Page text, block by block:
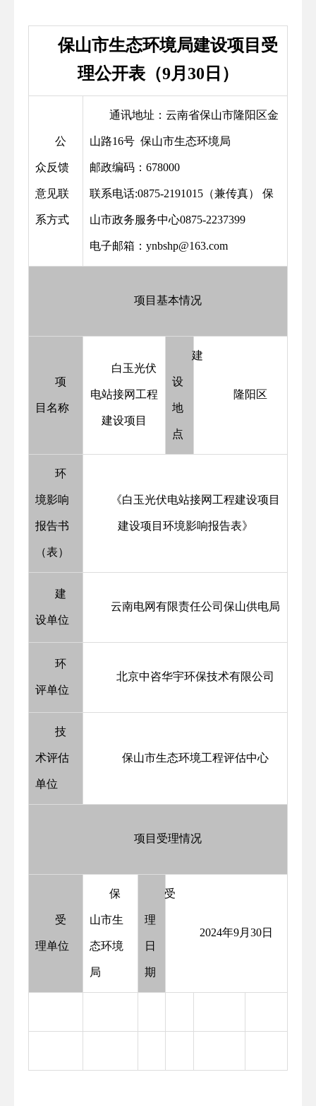
保山市生态环境局建设项目受
理公开表（9月30日）
公
众反馈
意见联
系方式
通讯地址：云南省保山市隆阳区金
山路16号 保山市生态环境局
邮政编码：678000
联系电话:0875-2191015（兼传真） 保
山市政务服务中心0875-2237399
电子邮箱：ynbshp@163.com
项目基本情况
项
目名称
白玉光伏
电站接网工程
建设项目
建
设
地
点
隆阳区
环
境影响
报告书
（表）
《白玉光伏电站接网工程建设项目
建设项目环境影响报告表》
建
设单位
云南电网有限责任公司保山供电局
环
评单位
北京中咨华宇环保技术有限公司
技
术评估
单位
保山市生态环境工程评估中心
项目受理情况
受
理单位
保
山市生
态环境
局
受
理
日
期
2024年9月30日